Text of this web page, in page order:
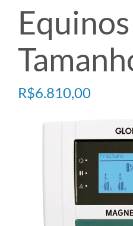
TECARTERAPIA
ULTRASOM
ACESSÓRIOS
Equinos
R$6.810,00